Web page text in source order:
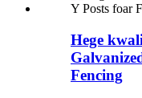
Hege
Fencing